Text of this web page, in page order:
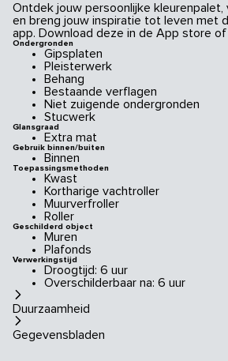
Ontdek jouw persoonlijke kleurenpalet,
en breng jouw inspiratie tot leven met
app. Download deze in de App store
Ondergronden
Gipsplaten
Pleisterwerk
Behang
Bestaande verflagen
Niet zuigende ondergronden
Stucwerk
Glansgraad
Extra mat
Gebruik binnen/buiten
Binnen
Toepassingsmethoden
Kwast
Kortharige vachtroller
Muurverfroller
Roller
Geschilderd object
Muren
Plafonds
Verwerkingstijd
Droogtijd: 6 uur
Overschilderbaar na: 6 uur
Duurzaamheid
Gegevensbladen